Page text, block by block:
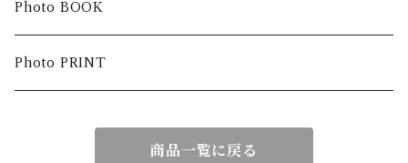
Photo BOOK
Photo PRINT
商品一覧に戻る